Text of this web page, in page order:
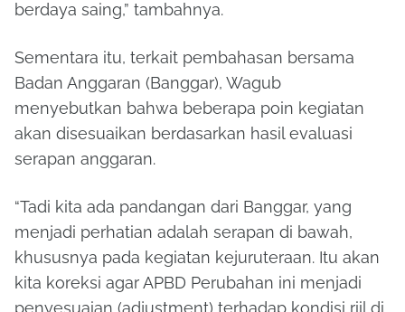
berdaya saing,” tambahnya.
Sementara itu, terkait pembahasan bersama
Badan Anggaran (Banggar), Wagub
menyebutkan bahwa beberapa poin kegiatan
akan disesuaikan berdasarkan hasil evaluasi
serapan anggaran.
“Tadi kita ada pandangan dari Banggar, yang
menjadi perhatian adalah serapan di bawah,
khususnya pada kegiatan kejuruteraan. Itu akan
kita koreksi agar APBD Perubahan ini menjadi
penyesuaian (adjustment) terhadap kondisi riil di